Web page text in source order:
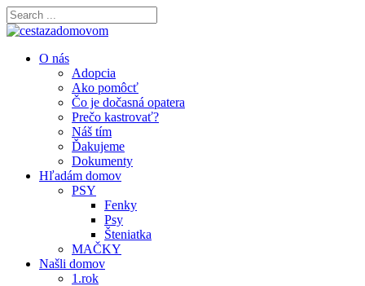
O nás
Adopcia
Ako pomôcť
Čo je dočasná opatera
Prečo kastrovať?
Náš tím
Ďakujeme
Dokumenty
Hľadám domov
PSY
Fenky
Psy
Šteniatka
MAČKY
Našli domov
1.rok